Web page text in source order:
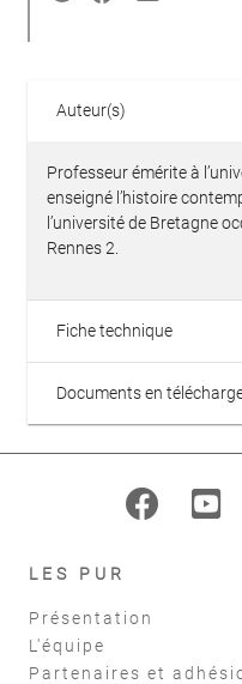
Auteur(s)
Professeur émérite à
enseigné l’histoire
l’université de Bretagne
Rennes 2.
Fiche technique
Documents en
LES PUR
Présentation
L'équipe
Partenaires et